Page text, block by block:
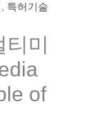
, 특허기술
미
of